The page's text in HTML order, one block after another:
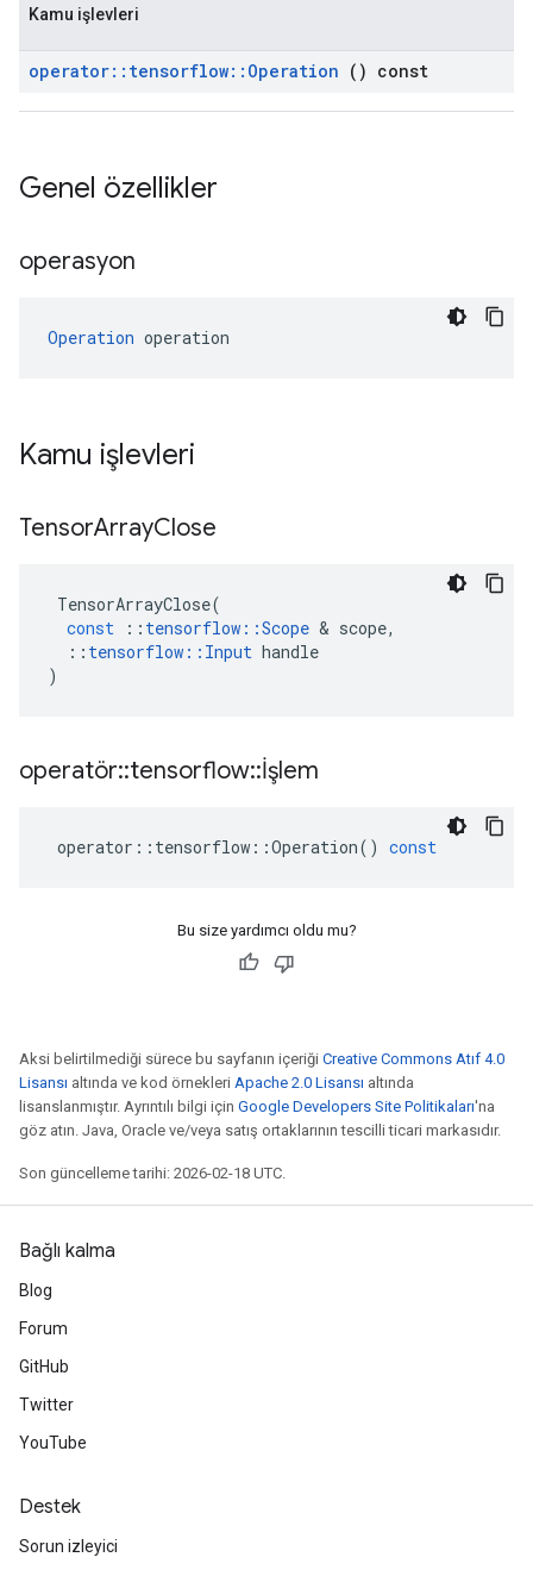
Kamu işlevleri
operator:: tensorflow:: Operation () const
Genel özellikler
operasyon
Operation operation
Kamu işlevleri
TensorArrayClose
TensorArrayClose(
const
:: tensorflow ::Scope & scope,
:: tensorflow :: Input handle
)
operatör::tensorflow::İşlem
operator :: tensorflow ::Operation() const
Bu size yardımcı oldu mu?
Aksi belirtilmediği sürece bu sayfanın içeriği Creative Commons Atıf 4.0
Lisansı altında ve kod örnekleri Apache 2.0 Lisansı altında
lisanslanmıştır. Ayrıntılı bilgi için Google Developers Site Politikaları'na
göz atın. Java, Oracle ve/veya satış ortaklarının tescilli ticari markasıdır.
Son güncelleme tarihi: 2026-02-18 UTC.
Bağlı kalma
Blog
Forum
GitHub
Twitter
YouTube
Destek
Sorun izleyici